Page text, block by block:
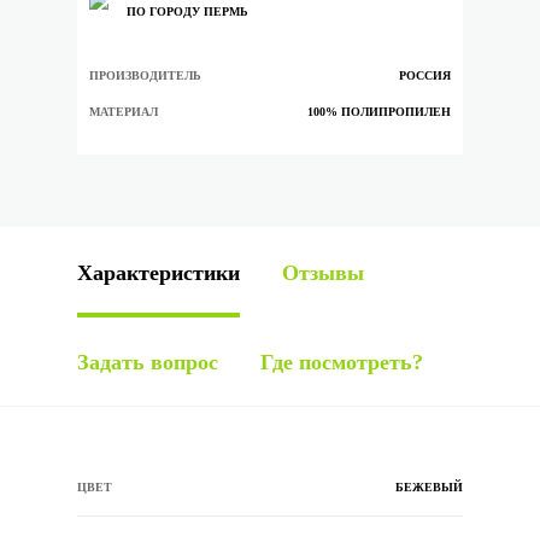
ПО ГОРОДУ ПЕРМЬ
ПРОИЗВОДИТЕЛЬ РОССИЯ
МАТЕРИАЛ 100% ПОЛИПРОПИЛЕН
Характеристики Отзывы
Задать вопрос Где посмотреть?
ЦВЕТ БЕЖЕВЫЙ